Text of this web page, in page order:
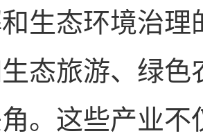
生态环境治理
态旅游、绿
。这些产业